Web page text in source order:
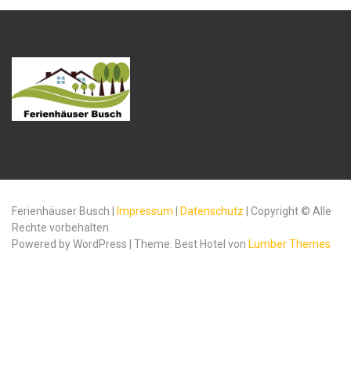
Ferienhäuser Busch | Impressum Datenschutz | Copyright © Alle
Rechte vorbehalten.
Powered by WordPress | Theme: Best Hotel von Lumber Themes